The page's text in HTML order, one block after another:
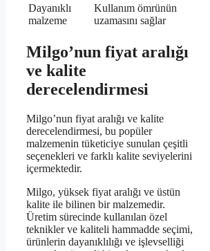
Dayanıklı
malzeme
Kullanım ömrünün
uzamasını sağlar
Milgo’nun fiyat aralığı
ve kalite
derecelendirmesi
Milgo’nun fiyat aralığı ve kalite
derecelendirmesi, bu popüler
malzemenin tüketiciye sunulan çeşitli
seçenekleri ve farklı kalite seviyelerini
içermektedir.
Milgo, yüksek fiyat aralığı ve üstün
kalite ile bilinen bir malzemedir.
Üretim sürecinde kullanılan özel
teknikler ve kaliteli hammadde seçimi,
ürünlerin dayanıklılığı ve işlevselliği